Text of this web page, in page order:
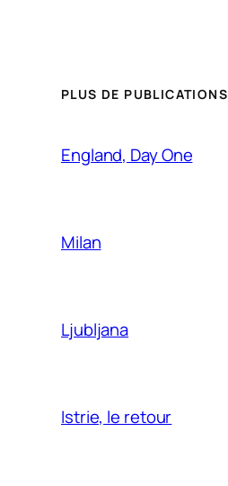
PLUS DE PUBLICATIONS
England, Day One
Milan
Ljubljana
Istrie, le retour